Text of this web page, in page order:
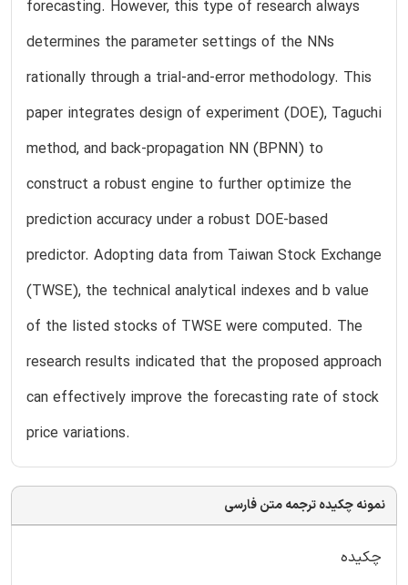
forecasting. However, this type of research always
determines the parameter settings of the NNs
rationally through a trial-and-error methodology. This
paper integrates design of experiment (DOE), Taguchi
method, and back-propagation NN (BPNN) to
construct a robust engine to further optimize the
prediction accuracy under a robust DOE-based
predictor. Adopting data from Taiwan Stock Exchange
(TWSE), the technical analytical indexes and b value
of the listed stocks of TWSE were computed. The
research results indicated that the proposed approach
can effectively improve the forecasting rate of stock
price variations.
نمونه چکیده ترجمه متن فارسی
چکیده